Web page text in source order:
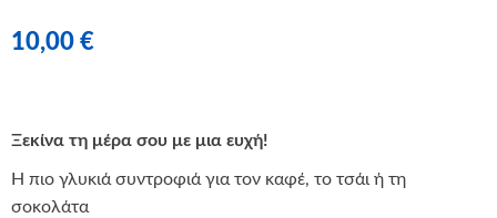
10,00 €
Ξεκίνα τη μέρα σου με μια ευχή!
Η πιο γλυκιά συντροφιά για τον καφέ, το τσάι ή τη
σοκολάτα